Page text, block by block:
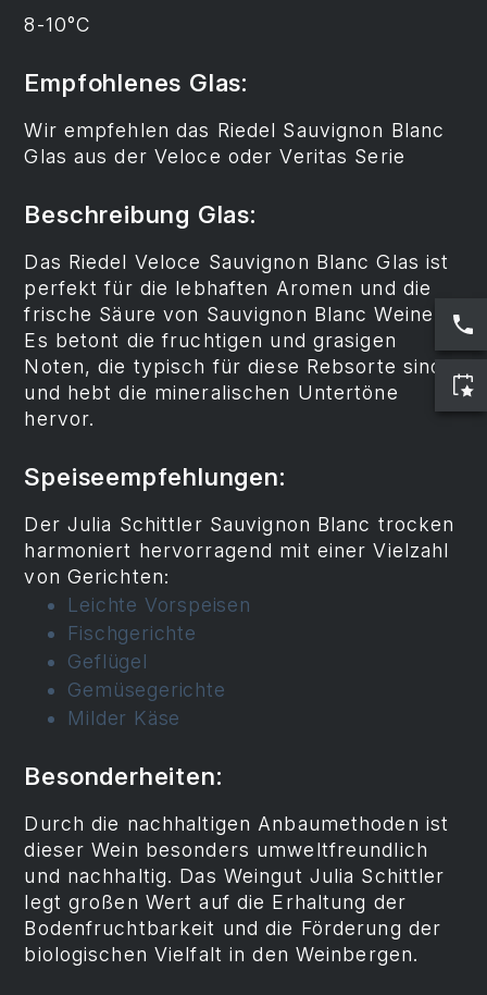
8-10°C
Empfohlenes Glas:
Wir empfehlen das Riedel Sauvignon Blanc
Glas aus der Veloce oder Veritas Serie
Beschreibung Glas:
Das Riedel Veloce Sauvignon Blanc Glas ist
perfekt für die lebhaften Aromen und die
frische Säure von Sauvignon Blanc Weinen.
Es betont die fruchtigen und grasigen
Noten, die typisch für diese Rebsorte sind,
und hebt die mineralischen Untertöne
hervor.
Speiseempfehlungen:
Der Julia Schittler Sauvignon Blanc trocken
harmoniert hervorragend mit einer Vielzahl
von Gerichten:
Leichte Vorspeisen
Fischgerichte
Geflügel
Gemüsegerichte
Milder Käse
Besonderheiten:
Durch die nachhaltigen Anbaumethoden ist
dieser Wein besonders umweltfreundlich
und nachhaltig. Das Weingut Julia Schittler
legt großen Wert auf die Erhaltung der
Bodenfruchtbarkeit und die Förderung der
biologischen Vielfalt in den Weinbergen.